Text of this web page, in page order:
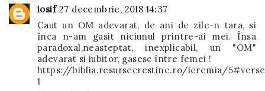
iosif 27 decembrie, 2018 14:37
Caut un OM adevarat, de ani de zile-n tara, si
înca n-am gasit niciunul printre-ai mei. Însa
paradoxal,neasteptat, inexplicabil, un "OM"
adevarat si iubitor, gasesc între femei !
https://biblia.resursecrestine.ro/ieremia/
1